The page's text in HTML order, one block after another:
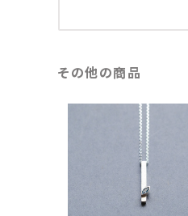
その他の商品